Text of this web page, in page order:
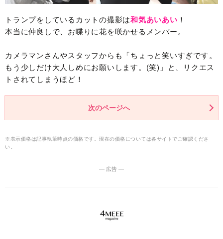
トランプをしているカットの撮影は和気あいあい ！
本当に仲良しで、お喋りに花を咲かせるメンバー。
カメラマンさんやスタッフからも「ちょっと笑いすぎです。
もう少しだけ大人しめにお願いします。(笑)」と、リクエス
トされてしまうほど！
次のページへ
※表示価格は記事執筆時点の価格です。現在の価格については各サイトでご確認くださ
い。
― 広告 ―